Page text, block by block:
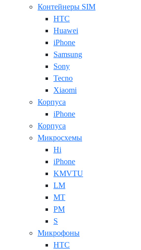
Контейнеры SIM
HTC
Huawei
iPhone
Samsung
Sony
Tecno
Xiaomi
Корпуса
iPhone
Корпуса
Микросхемы
Hi
iPhone
KMVTU
LM
MT
PM
S
Микрофоны
HTC